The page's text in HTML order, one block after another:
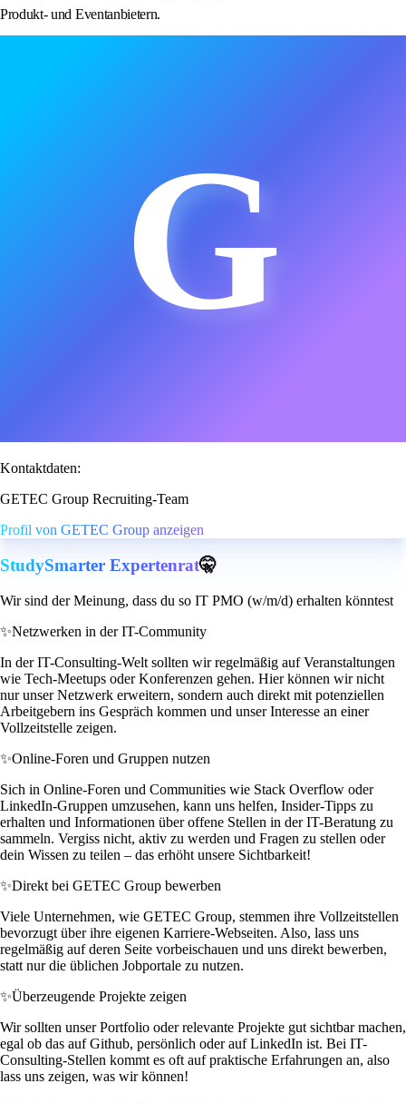
Produkt- und Eventanbietern.
G
Kontaktdaten:
GETEC Group Recruiting-Team
Profil von GETEC Group anzeigen
StudySmarter Expertenrat🤫
Wir sind der Meinung, dass du so IT PMO (w/m/d) erhalten könntest
✨Netzwerken in der IT-Community
In der IT-Consulting-Welt sollten wir regelmäßig auf Veranstaltungen
wie Tech-Meetups oder Konferenzen gehen. Hier können wir nicht
nur unser Netzwerk erweitern, sondern auch direkt mit potenziellen
Arbeitgebern ins Gespräch kommen und unser Interesse an einer
Vollzeitstelle zeigen.
✨Online-Foren und Gruppen nutzen
Sich in Online-Foren und Communities wie Stack Overflow oder
LinkedIn-Gruppen umzusehen, kann uns helfen, Insider-Tipps zu
erhalten und Informationen über offene Stellen in der IT-Beratung zu
sammeln. Vergiss nicht, aktiv zu werden und Fragen zu stellen oder
dein Wissen zu teilen – das erhöht unsere Sichtbarkeit!
✨Direkt bei GETEC Group bewerben
Viele Unternehmen, wie GETEC Group, stemmen ihre Vollzeitstellen
bevorzugt über ihre eigenen Karriere-Webseiten. Also, lass uns
regelmäßig auf deren Seite vorbeischauen und uns direkt bewerben,
statt nur die üblichen Jobportale zu nutzen.
✨Überzeugende Projekte zeigen
Wir sollten unser Portfolio oder relevante Projekte gut sichtbar machen,
egal ob das auf Github, persönlich oder auf LinkedIn ist. Bei IT-
Consulting-Stellen kommt es oft auf praktische Erfahrungen an, also
lass uns zeigen, was wir können!